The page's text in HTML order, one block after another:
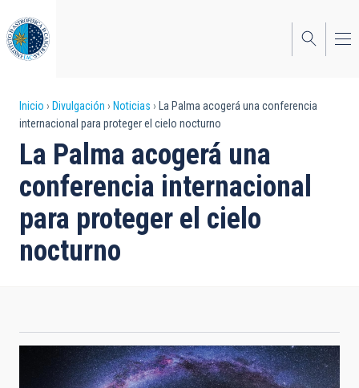
al
contenido
principal
Sobrescribir
enlaces
de
ayuda
a
la
Inicio Divulgación Noticias
La Palma acogerá una conferencia
internacional para proteger el cielo nocturno
La Palma acogerá una
conferencia internacional
para proteger el cielo
nocturno